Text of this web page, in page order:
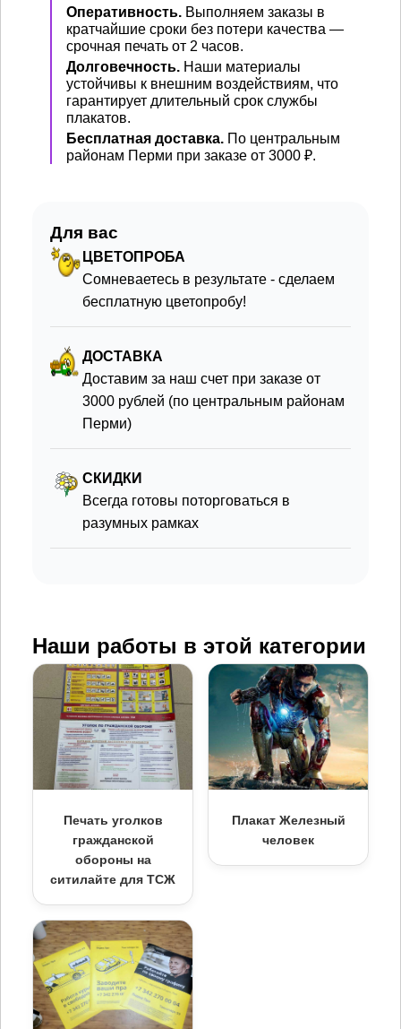
Оперативность. Выполняем заказы в
кратчайшие сроки без потери качества —
срочная печать от 2 часов.
Долговечность. Наши материалы
устойчивы к внешним воздействиям, что
гарантирует длительный срок службы
плакатов.
Бесплатная доставка. По центральным
районам Перми при заказе от 3000 ₽.
Для вас
ЦВЕТОПРОБА
Сомневаетесь в результате - сделаем
бесплатную цветопробу!
ДОСТАВКА
Доставим за наш счет при заказе от
3000 рублей (по центральным районам
Перми)
СКИДКИ
Всегда готовы поторговаться в
разумных рамках
Наши работы в этой категории
Печать уголков
гражданской
обороны на
ситилайте для ТСЖ
Плакат Железный
человек